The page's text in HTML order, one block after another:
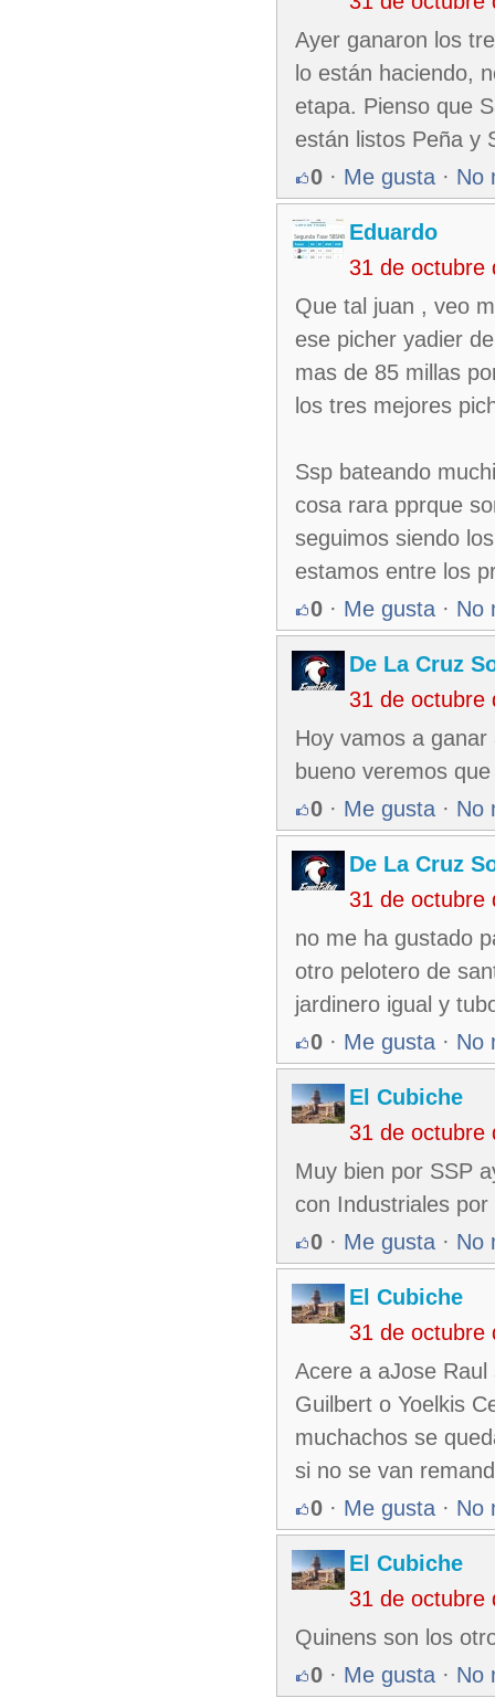
Ayer ganaron los
lo están haciendo,
etapa. Pienso que
están listos Peña y
0 · Me gusta · No
Eduardo
31 de octubre
Que tal juan , veo
ese picher yadier
mas de 85 millas
los tres mejores
Ssp bateando
cosa rara pprque
seguimos siendo
estamos entre los
0 · Me gusta · No
De La Cruz
31 de octubre
Hoy vamos a
bueno veremos
0 · Me gusta · No
De La Cruz
31 de octubre
no me ha gustado
otro pelotero de
jardinero igual y
0 · Me gusta · No
El Cubiche
31 de octubre
Muy bien por SSP
con Industriales
0 · Me gusta · No
El Cubiche
31 de octubre
Acere a aJose
Guilbert o Yoelkis
muchachos se
si no se van
0 · Me gusta · No
El Cubiche
31 de octubre
Quinens son los
0 · Me gusta · No